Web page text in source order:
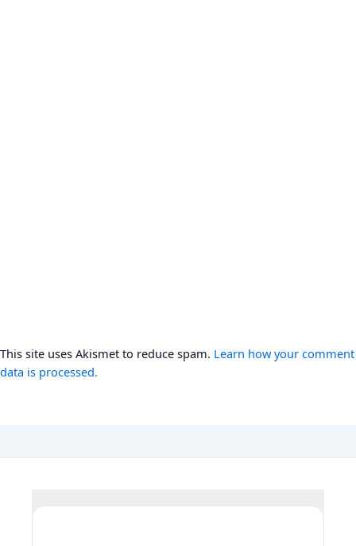
This site uses Akismet to reduce spam. Learn how your comment
data is processed.